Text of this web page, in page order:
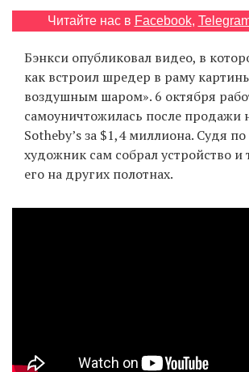
EN
UA
Читайте нас в Facebook,
Бэнкси опубликовал видео, в
как встроил шредер в раму
воздушным шаром». 6 октября
самоуничтожилась после продажи
Sotheby’s за $1,4 миллиона. Судя
художник сам собрал устройство и
его на других полотнах.